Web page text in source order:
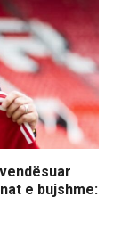
e bujshme: